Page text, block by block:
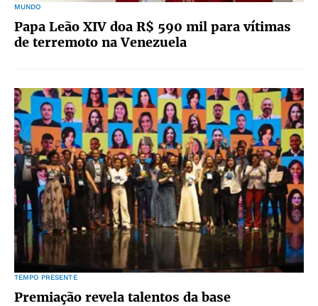
MUNDO
Papa Leão XIV doa R$ 590 mil para vítimas
de terremoto na Venezuela
TEMPO PRESENTE
Premiação revela talentos da base